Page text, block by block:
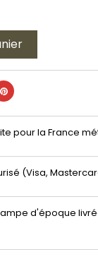
pour la France
(Visa,
d'époque